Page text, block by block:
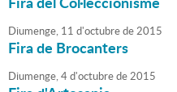
Diumenge, 11 d'octubrede2015
Fira de Brocanters
Diumenge,4d'octubrede2015